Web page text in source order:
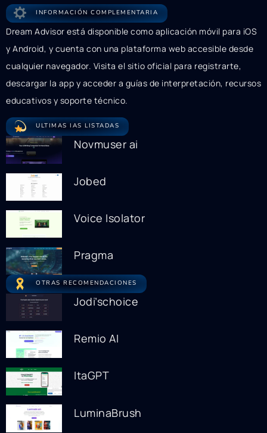
INFORMACIÓN COMPLEMENTARIA
Dream Advisor está disponible como aplicación móvil para iOS
y Android, y cuenta con una plataforma web accesible desde
cualquier navegador. Visita el sitio oficial para registrarte,
descargar la app y acceder a guías de interpretación, recursos
educativos y soporte técnico.
ULTIMAS IAS LISTADAS
Novmuser ai
Jobed
Voice Isolator
Pragma
OTRAS RECOMENDACIONES
Jodi’schoice
Remio AI
ItaGPT
LuminaBrush